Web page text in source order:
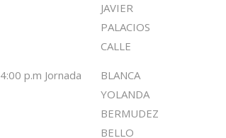
JAVIER
PALACIOS
CALLE
p.m Jornada
BLANCA
YOLANDA
BERMUDEZ
BELLO